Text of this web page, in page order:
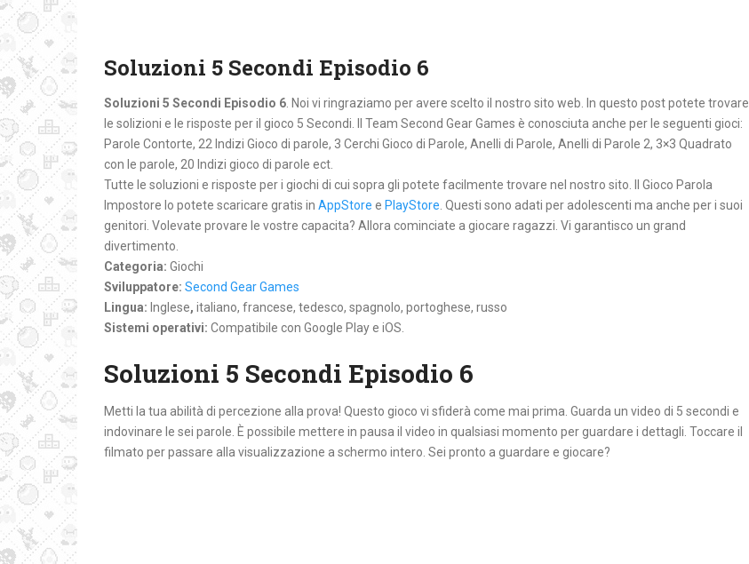
Soluzioni 5 Secondi Episodio 6
Soluzioni 5 Secondi Episodio 6 . Noi vi ringraziamo per avere scelto il nostro sito web. In questo post potete trovare
le solizioni e le risposte per il gioco 5 Secondi. Il Team Second Gear Games è conosciuta anche per le seguenti gioci:
Parole Contorte, 22 Indizi Gioco di parole, 3 Cerchi Gioco di Parole, Anelli di Parole, Anelli di Parole 2, 3×3 Quadrato
con le parole, 20 Indizi gioco di parole ect.
Tutte le soluzioni e risposte per i giochi di cui sopra gli potete facilmente trovare nel nostro sito. Il Gioco Parola
Impostore lo potete scaricare gratis in AppStore e PlayStore . Questi sono adati per adolescenti ma anche per i suoi
genitori. Volevate provare le vostre capacita? Allora cominciate a giocare ragazzi. Vi garantisco un grand
divertimento.
Categoria: Giochi
Sviluppatore: Second Gear Games
Lingua: Inglese, italiano, francese, tedesco, spagnolo, portoghese, russo
Sistemi operativi: Compatibile con Google Play e iOS.
Soluzioni 5 Secondi Episodio 6
Metti la tua abilità di percezione alla prova! Questo gioco vi sfiderà come mai prima. Guarda un video di 5 secondi e
indovinare le sei parole. È possibile mettere in pausa il video in qualsiasi momento per guardare i dettagli. Toccare il
filmato per passare alla visualizzazione a schermo intero. Sei pronto a guardare e giocare?